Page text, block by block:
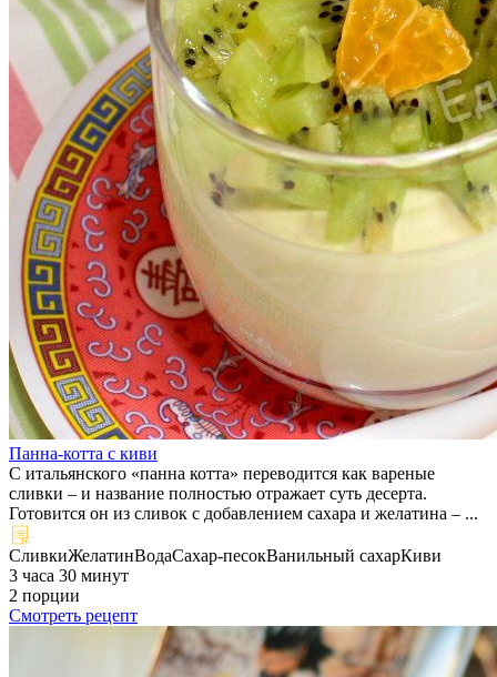
Панна-котта с киви
С итальянского «панна котта» переводится как вареные
сливки – и название полностью отражает суть десерта.
Готовится он из сливок с добавлением сахара и желатина – ...
СливкиЖелатинВодаСахар-песокВанильный сахарКиви
3 часа 30 минут
2 порции
Смотреть рецепт